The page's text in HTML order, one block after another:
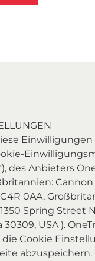
des Anbieters
Cannon
0AA,
Spring Street
USA ).
Cookie
abzuspeichern.